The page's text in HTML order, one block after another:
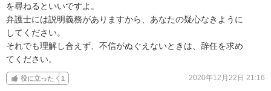
を尋ねるといいですよ。
弁護士には説明義務がありますから、あなたの疑心なきように
してください。
それでも理解し合えず、不信がぬぐえないときは、辞任を求め
てください。
役に立った 1 2020年12月22日 21:16